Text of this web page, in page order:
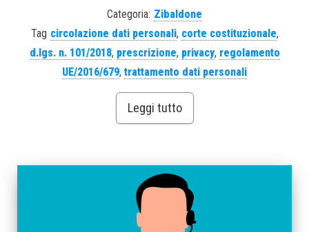
Categoria: Zibaldone
Tag circolazione dati personali, corte costituzionale,
d.lgs. n. 101/2018, prescrizione, privacy, regolamento
UE/2016/679, trattamento dati personali
Leggi tutto